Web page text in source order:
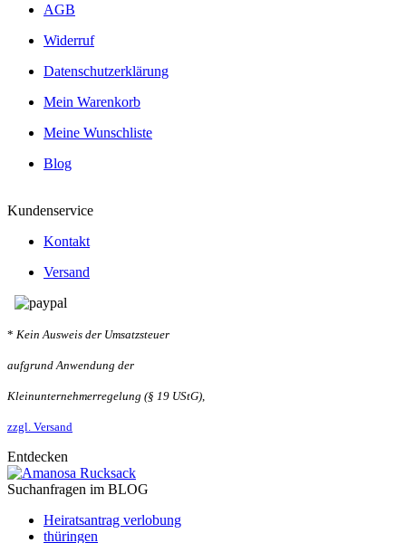
AGB
Widerruf
Datenschutzerklärung
Mein Warenkorb
Meine Wunschliste
Blog
Kundenservice
Kontakt
Versand
* Kein Ausweis der Umsatzsteuer
aufgrund Anwendung der
Kleinunternehmerregelung (§ 19 UStG),
zzgl. Versand
Entdecken
Suchanfragen im BLOG
Heiratsantrag verlobung
thüringen